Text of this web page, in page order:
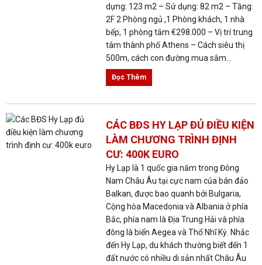
dựng: 123 m2 – Sử dụng: 82 m2 – Tầng:
2F 2 Phòng ngủ ,1 Phòng khách, 1 nhà
bếp, 1 phòng tắm €298.000 – Vị trí trung
tâm thành phố Athens – Cách siêu thị
500m, cách con đường mua sắm...
Đọc Thêm
CÁC BĐS HY LẠP ĐỦ ĐIỀU KIỆN
LÀM CHƯƠNG TRÌNH ĐỊNH
CƯ: 400K EURO
Hy Lạp là 1 quốc gia năm trong Đông
Nam Châu Âu tại cực nam của bán đảo
Balkan, được bao quanh bởi Bulgaria,
Cộng hòa Macedonia và Albania ở phía
Bắc, phía nam là Địa Trung Hải và phía
đông là biển Aegea và Thổ Nhĩ Kỳ. Nhắc
đến Hy Lạp, du khách thường biết đến 1
đất nước có nhiều di sản nhất Châu Âu